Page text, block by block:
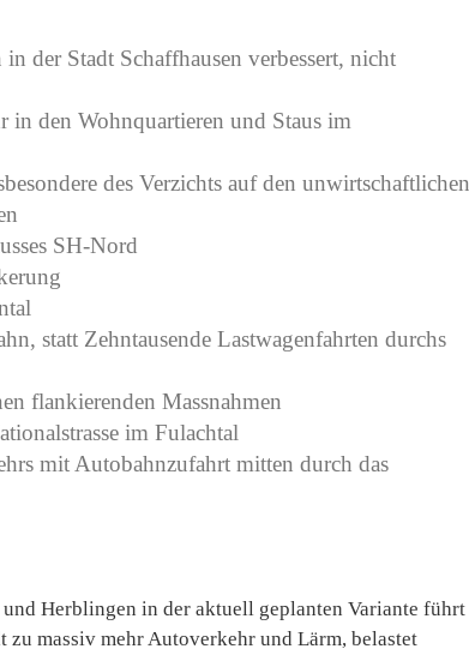
der Stadt Schaffhausen verbessert, nicht
den Wohnquartieren und Staus im
des Verzichts auf den unwirtschaftlichen
SH-Nord
statt Zehntausende Lastwagenfahrten durchs
flankierenden Massnahmen
im Fulachtal
mit Autobahnzufahrt mitten durch das
Herblingen in der aktuell geplanten Variante führt
massiv mehr Autoverkehr und Lärm, belastet